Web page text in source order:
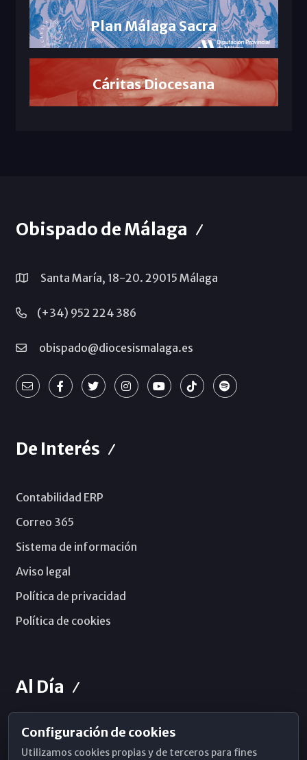
Plan Málaga Sacra
Cáritas Diocesana
Obispado de Málaga
Santa María, 18-20. 29015 Málaga
(+34) 952 224 386
obispado@diocesismalaga.es
De Interés
Contabilidad ERP
Correo 365
Sistema de información
Aviso legal
Política de privacidad
Política de cookies
Al Día
Horarios de Misa
Configuración de cookies
Utilizamos cookies propias y de terceros para fines